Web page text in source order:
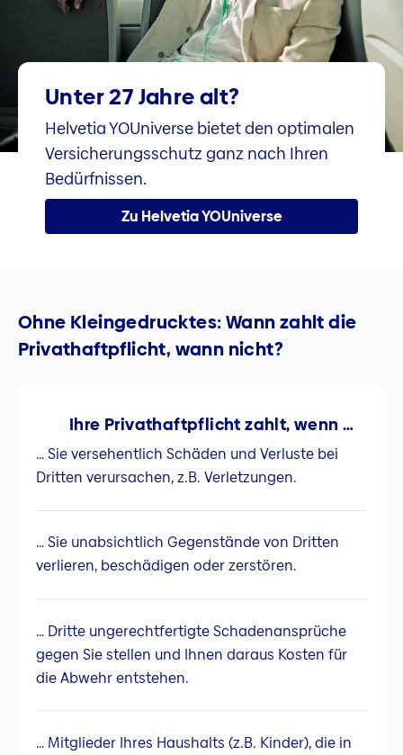
Unter 27 Jahre alt?
Helvetia YOUniverse bietet den optimalen
Versicherungsschutz ganz nach Ihren
Bedürfnissen.
Zu Helvetia YOUniverse
Ohne Kleingedrucktes: Wann zahlt die
Privathaftpflicht, wann nicht?
Ihre Privathaftpflicht zahlt, wenn …
… Sie versehentlich Schäden und Verluste bei
Dritten verursachen, z.B. Verletzungen.
… Sie unabsichtlich Gegenstände von Dritten
verlieren, beschädigen oder zerstören.
… Dritte ungerechtfertigte Schadenansprüche
gegen Sie stellen und Ihnen daraus Kosten für
die Abwehr entstehen.
… Mitglieder Ihres Haushalts (z.B. Kinder), die in